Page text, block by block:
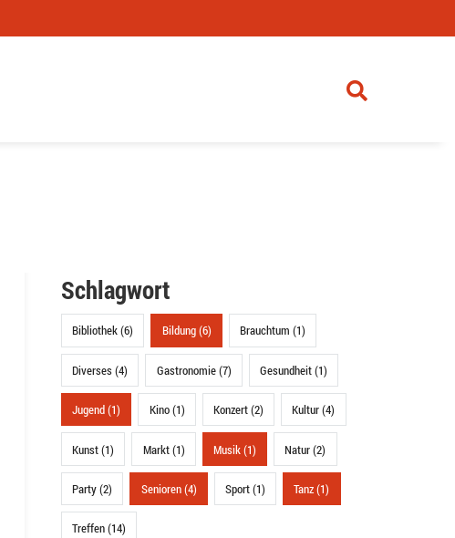
Schlagwort
Bibliothek (6) Bildung (6) Brauchtum (1)
Diverses (4) Gastronomie (7) Gesundheit (1)
Jugend (1) Kino (1) Konzert (2) Kultur (4)
Kunst (1) Markt (1) Musik (1) Natur (2)
Party (2) Senioren (4) Sport (1) Tanz (1)
Treffen (14)